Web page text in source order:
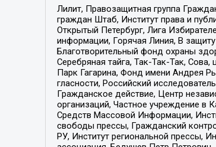
Лилит, Правозащитная группа
граждан Штаб, Институт права и
Открытый Петербург, Лига
информации, Горячая Линия, В
Благотворительный фонд охраны
Серебряная тайга, Так-Так-Так,
Парк Гагарина, Фонд имени Андрея
гласности, Российский
Гражданское действие, Центр
организаций, Частное учреждение в
Средств Массовой Информации,
свободы прессы, Гражданский
РУ, Институт региональной прессы,